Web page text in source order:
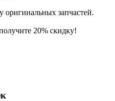
оригинальных запчастей.
20% скидку!